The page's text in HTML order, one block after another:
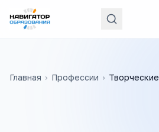
Главная › Профессии › Творческие